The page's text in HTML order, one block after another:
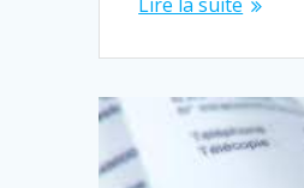
Lire la suite